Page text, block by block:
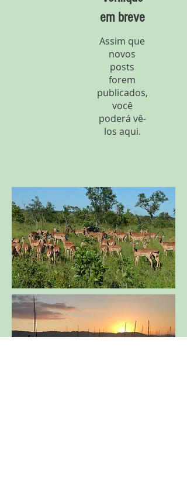
em breve
Assim que
novos
posts
forem
publicados,
você
poderá vê-
los aqui.